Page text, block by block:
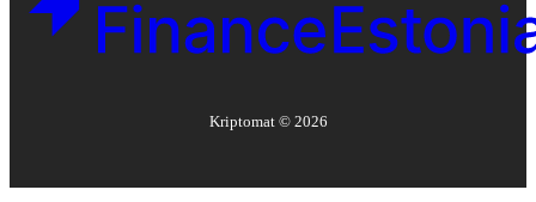
Kriptomat © 2026